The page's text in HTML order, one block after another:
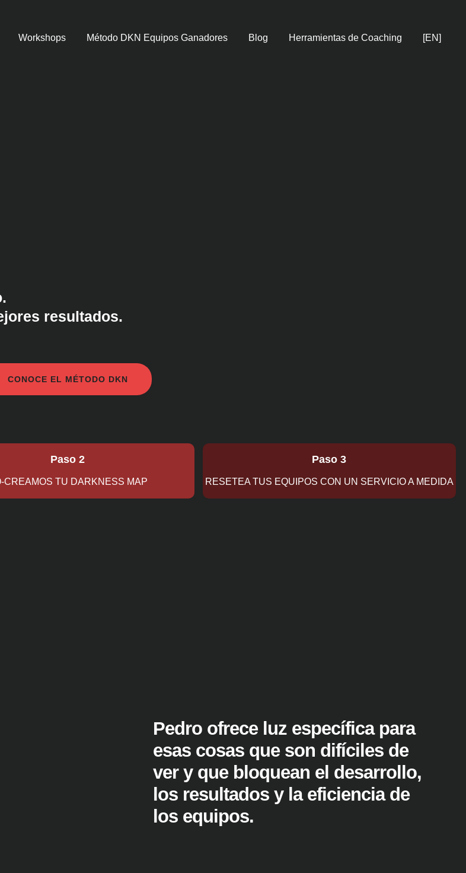
Workshops Método DKN Equipos Ganadores Blog Herramientas de Coaching [EN]
resultados.
CONOCE EL MÉTODO DKN
Paso 2
CREAMOS TU DARKNESS MAP
Paso 3
RESETEA TUS EQUIPOS CON UN SERVICIO A MEDIDA
Pedro ofrece luz específica para
esas cosas que son difíciles de
ver y que bloquean el desarrollo,
los resultados y la eficiencia de
los equipos.